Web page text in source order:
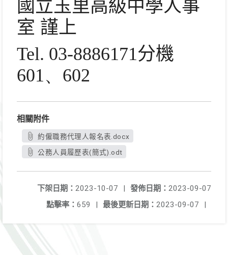
國立玉里高級中學人事
室 謹上
Tel. 03-8886171分機
601、602
相關附件
約僱職務代理人報名表.docx
公務人員履歷表(簡式).odt
發佈日期： 2023-09-07
下架日期： 2023-10-07
|
最後更新日期： 2023-09-07 |
點擊率： 659 |